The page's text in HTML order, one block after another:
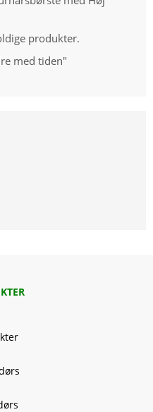
produkter.
med tiden"